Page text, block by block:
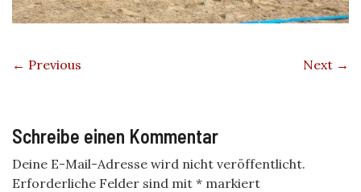
← Previous Next →
Schreibe einen Kommentar
Deine E-Mail-Adresse wird nicht veröffentlicht.
Erforderliche Felder sind mit * markiert